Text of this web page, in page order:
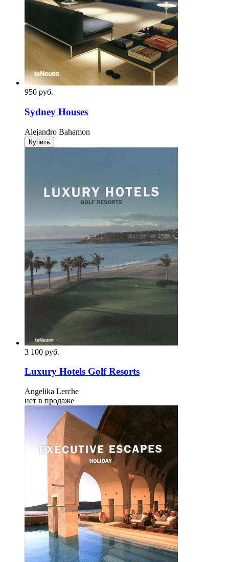
950 pуб.
Sydney Houses
Alejandro Bahamon
Купить
3 100 pуб.
Luxury Hotels Golf Resorts
Angelika Lerche
нет в продаже